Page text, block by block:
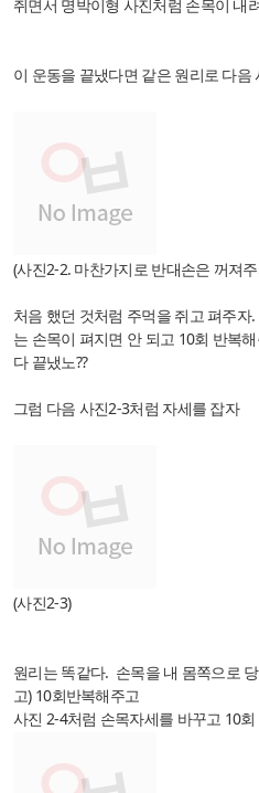
쥐면서 명박이형 사진처럼 손목이 내
이 운동을 끝냈다면 같은 원리로 다
(사진2-2. 마찬가지로 반대손은 꺼져
처음 했던 것처럼 주먹을 쥐고 펴주
는 손목이 펴지면 안 되고 10회 반복
다 끝냈노??
그럼 다음 사진2-3처럼 자세를 잡자
(사진2-3)
원리는 똑같다. 손목을 내 몸쪽으로
고) 10회반복해주고
사진 2-4처럼 손목자세를 바꾸고 10